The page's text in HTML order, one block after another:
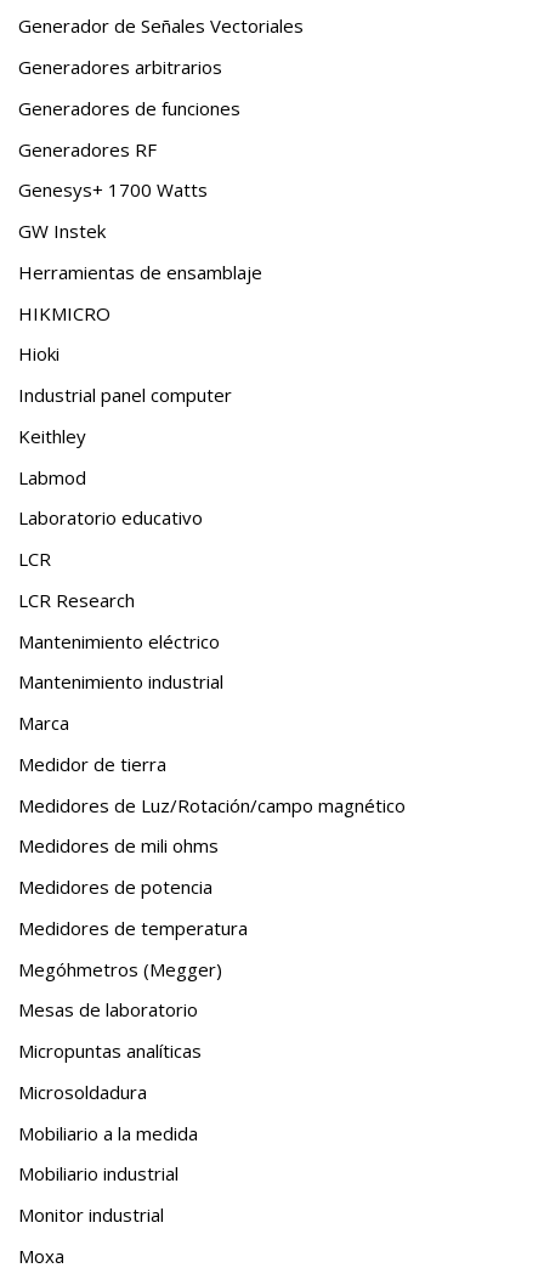
Generador de Señales Vectoriales
Generadores arbitrarios
Generadores de funciones
Generadores RF
Genesys+ 1700 Watts
GW Instek
Herramientas de ensamblaje
HIKMICRO
Hioki
Industrial panel computer
Keithley
Labmod
Laboratorio educativo
LCR
LCR Research
Mantenimiento eléctrico
Mantenimiento industrial
Marca
Medidor de tierra
Medidores de Luz/Rotación/campo magnético
Medidores de mili ohms
Medidores de potencia
Medidores de temperatura
Megóhmetros (Megger)
Mesas de laboratorio
Micropuntas analíticas
Microsoldadura
Mobiliario a la medida
Mobiliario industrial
Monitor industrial
Moxa